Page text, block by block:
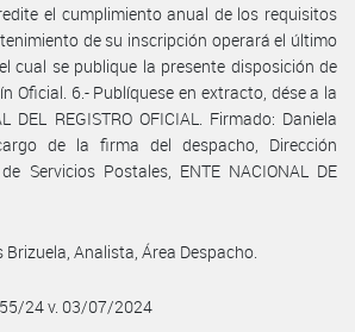
el cumplimiento anual de los requisitos
de su inscripción operará el último
cual se publique la presente disposición de
Oficial. 6.- Publíquese en extracto, dése a la
DEL REGISTRO OFICIAL. Firmado: Daniela
de la firma del despacho, Dirección
Servicios Postales, ENTE NACIONAL DE
Analista, Área Despacho.
24 v. 03/07/2024